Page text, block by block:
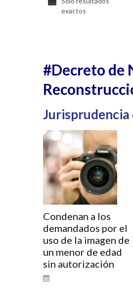
exactos
#Decreto de
Jurisprudencia
Condenan a los
demandados por el
uso de la imagen de
un menor de edad
sin autorización